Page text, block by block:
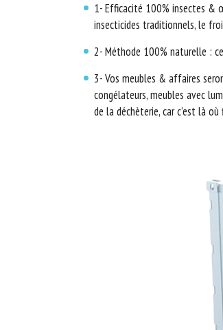
1- Efficacité 100% insectes &
insecticides traditionnels, le
2- Méthode 100% naturelle :
3- Vos meubles & affaires
congélateurs, meubles avec
de la déchèterie, car c’est là